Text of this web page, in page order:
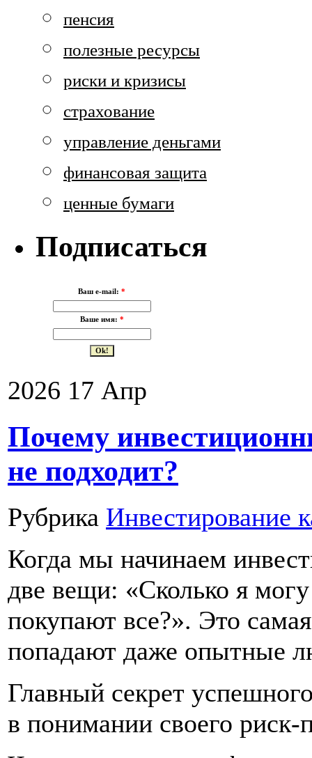
пенсия
полезные ресурсы
риски и кризисы
страхование
управление деньгами
финансовая защита
ценные бумаги
Подписаться
Ваш e-mail: *
Ваше имя: *
2026 17 Апр
Почему
не подходит?
Рубрика Инвестирование
Когда мы начинаем
две вещи: «Сколько я
покупают все?». Это
попадают даже опытные
Главный секрет
в понимании своего риск-